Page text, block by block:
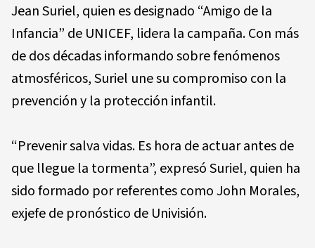
Jean Suriel, quien es designado “Amigo de la
Infancia” de UNICEF, lidera la campaña. Con más
de dos décadas informando sobre fenómenos
atmosféricos, Suriel une su compromiso con la
prevención y la protección infantil.
“Prevenir salva vidas. Es hora de actuar antes de
que llegue la tormenta”, expresó Suriel, quien ha
sido formado por referentes como John Morales,
exjefe de pronóstico de Univisión.